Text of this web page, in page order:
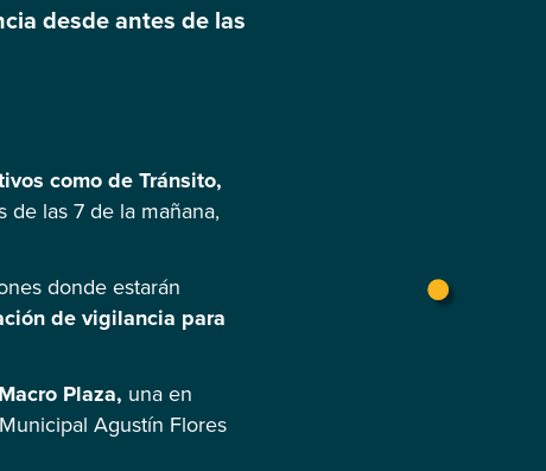
desde antes de las
como de Tránsito,
de las 7 de la mañana,
donde estarán
de vigilancia para
Plaza, una en
Agustín Flores